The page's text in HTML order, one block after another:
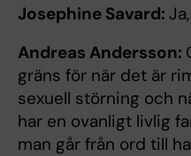
Josephine Savard:
Andreas Andersson:
gräns för när det är
sexuell störning och
har en ovanligt livlig
man går från ord till